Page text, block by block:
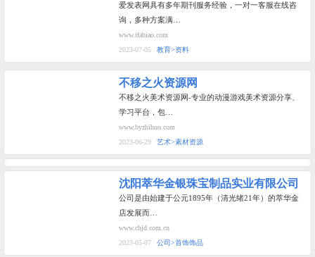
爱发表网具有多年期刊服务经验，一对一客服在线咨
询，多种方案满…
www.ifabiao.com
2023-07-05
教育>资料
不移之火资源网
不移之火美术资源网-专业的动漫游戏美术资源分享、
学习平台，包…
www.byzhihuo.com
2023-06-29
艺术>素材资源
沈阳萃华金银珠宝制品实业有限公司
公司是由始建于公元1895年（清光绪21年）的萃华金
店发展而…
www.chjd.com.cn
2023-05-07
公司>首饰饰品